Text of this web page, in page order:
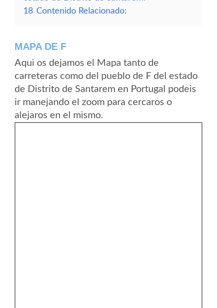
18 Contenido Relacionado:
MAPA DE F
Aqui os dejamos el Mapa tanto de
carreteras como del pueblo de F del estado
de Distrito de Santarem en Portugal podeis
ir manejando el zoom para cercaros o
alejaros en el mismo.